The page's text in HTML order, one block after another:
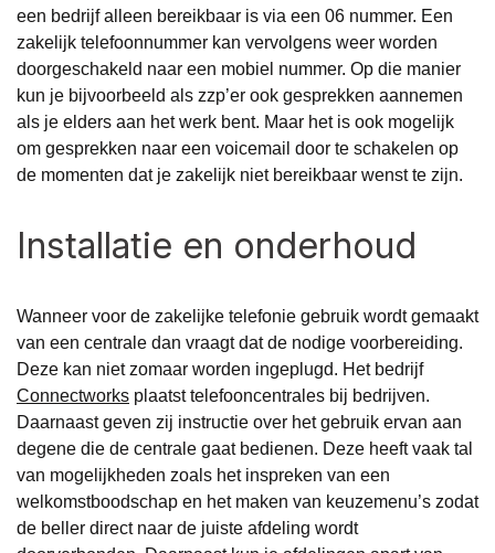
een bedrijf alleen bereikbaar is via een 06 nummer. Een
zakelijk telefoonnummer kan vervolgens weer worden
doorgeschakeld naar een mobiel nummer. Op die manier
kun je bijvoorbeeld als zzp’er ook gesprekken aannemen
als je elders aan het werk bent. Maar het is ook mogelijk
om gesprekken naar een voicemail door te schakelen op
de momenten dat je zakelijk niet bereikbaar wenst te zijn.
Installatie en onderhoud
Wanneer voor de zakelijke telefonie gebruik wordt gemaakt
van een centrale dan vraagt dat de nodige voorbereiding.
Deze kan niet zomaar worden ingeplugd. Het bedrijf
Connectworks plaatst telefooncentrales bij bedrijven.
Daarnaast geven zij instructie over het gebruik ervan aan
degene die de centrale gaat bedienen. Deze heeft vaak tal
van mogelijkheden zoals het inspreken van een
welkomstboodschap en het maken van keuzemenu’s zodat
de beller direct naar de juiste afdeling wordt